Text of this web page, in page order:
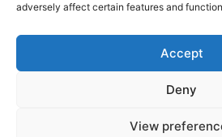
adversely affect certain features and
Accept
Deny
View
© Copyright 2026, Todos los derechos
Facebook
Twitter